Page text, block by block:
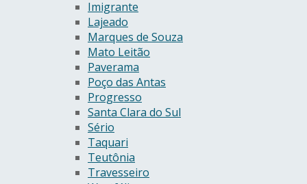
Imigrante
Lajeado
Marques de Souza
Mato Leitão
Paverama
Poço das Antas
Progresso
Santa Clara do Sul
Sério
Taquari
Teutônia
Travesseiro